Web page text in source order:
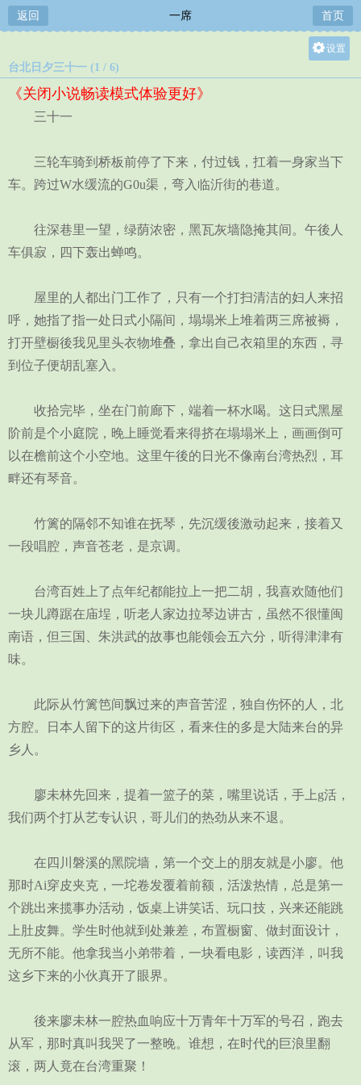
返回 一席 首页
设置
台北日夕三十一 (1 / 6)
《关闭小说畅读模式体验更好》
三十一
三轮车骑到桥板前停了下来，付过钱，扛着一身家当下
车。跨过W水缓流的G0u渠，弯入临沂街的巷道。
往深巷里一望，绿荫浓密，黑瓦灰墙隐掩其间。午後人
车俱寂，四下轰出蝉鸣。
屋里的人都出门工作了，只有一个打扫清洁的妇人来招
呼，她指了指一处日式小隔间，塌塌米上堆着两三席被褥，
打开壁橱後我见里头衣物堆叠，拿出自己衣箱里的东西，寻
到位子便胡乱塞入。
收拾完毕，坐在门前廊下，端着一杯水喝。这日式黑屋
阶前是个小庭院，晚上睡觉看来得挤在塌塌米上，画画倒可
以在檐前这个小空地。这里午後的日光不像南台湾热烈，耳
畔还有琴音。
竹篱的隔邻不知谁在抚琴，先沉缓後激动起来，接着又
一段唱腔，声音苍老，是京调。
台湾百姓上了点年纪都能拉上一把二胡，我喜欢随他们
一块儿蹲踞在庙埕，听老人家边拉琴边讲古，虽然不很懂闽
南语，但三国、朱洪武的故事也能领会五六分，听得津津有
味。
此际从竹篱笆间飘过来的声音苦涩，独自伤怀的人，北
方腔。日本人留下的这片街区，看来住的多是大陆来台的异
乡人。
廖未林先回来，提着一篮子的菜，嘴里说话，手上g活，
我们两个打从艺专认识，哥儿们的热劲从来不退。
在四川磐溪的黑院墙，第一个交上的朋友就是小廖。他
那时Ai穿皮夹克，一坨卷发覆着前额，活泼热情，总是第一
个跳出来揽事办活动，饭桌上讲笑话、玩口技，兴来还能跳
上肚皮舞。学生时他就到处兼差，布置橱窗、做封面设计，
无所不能。他拿我当小弟带着，一块看电影，读西洋，叫我
这乡下来的小伙真开了眼界。
後来廖未林一腔热血响应十万青年十万军的号召，跑去
从军，那时真叫我哭了一整晚。谁想，在时代的巨浪里翻
滚，两人竟在台湾重聚！